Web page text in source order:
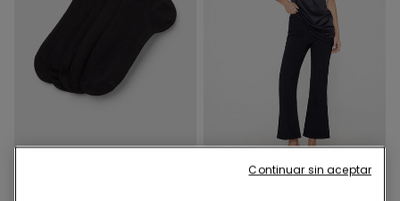
Continuar sin aceptar